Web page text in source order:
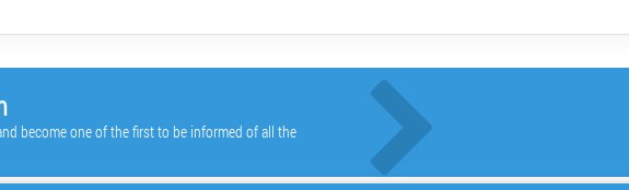
become one of the first to be informed of all the